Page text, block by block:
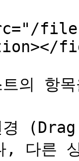
의 항
, 다른